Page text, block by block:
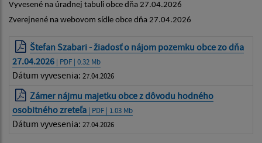
Vyvesené na úradnej tabuli obce dňa 27.04.2026
Zverejnené na webovom sídle obce dňa 27.04.2026
Štefan Szabari - žiadosť o nájom pozemku obce zo dňa
27.04.2026 | PDF | 0.32 Mb
Dátum vyvesenia: 27.04.2026
Zámer nájmu majetku obce z dôvodu hodného
osobitného zreteľa | PDF | 1.03 Mb
Dátum vyvesenia: 27.04.2026